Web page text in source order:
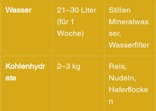
Wasser
21–30 Liter
(für 1
Woche)
Stillen
Mineralwas
ser,
Wasserfilter
Kohlenhydr
ate
2–3 kg
Reis,
Nudeln,
Haferflocke
n